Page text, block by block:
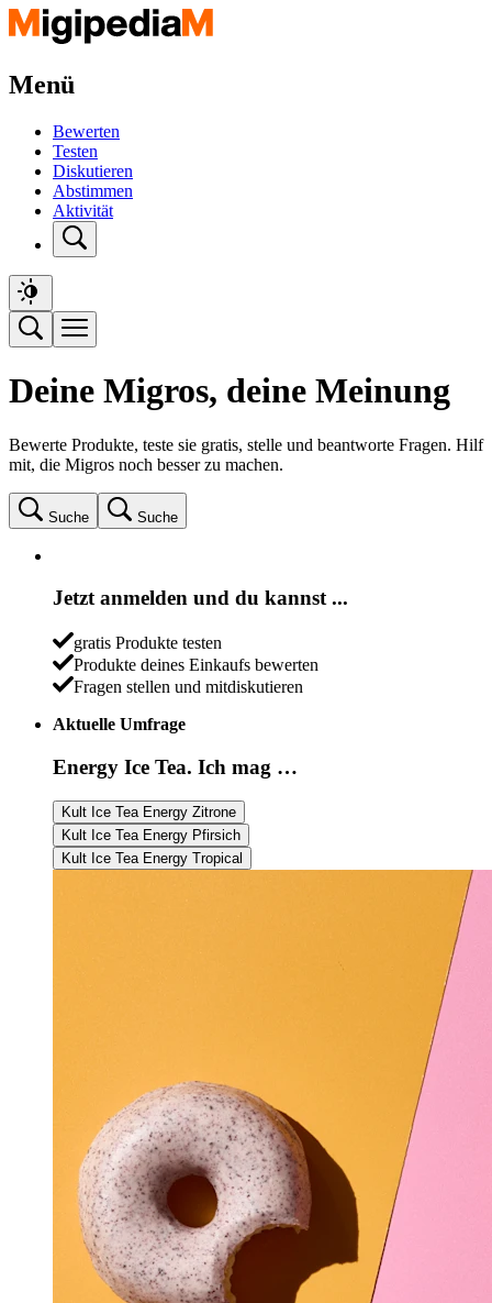
Menü
Bewerten
Testen
Diskutieren
Abstimmen
Aktivität
Deine Migros, deine Meinung
Bewerte Produkte, teste sie gratis, stelle und beantworte Fragen. Hilf
mit, die Migros noch besser zu machen.
Suche Suche
Jetzt anmelden und du kannst ...
gratis Produkte testen
Produkte deines Einkaufs bewerten
Fragen stellen und mitdiskutieren
Aktuelle Umfrage
Energy Ice Tea. Ich mag …
Kult Ice Tea Energy Zitrone
Kult Ice Tea Energy Pfirsich
Kult Ice Tea Energy Tropical